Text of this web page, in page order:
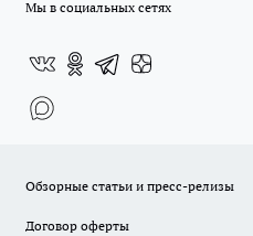
Мы в социальных сетях
Обзорные статьи и пресс-релизы
Договор оферты